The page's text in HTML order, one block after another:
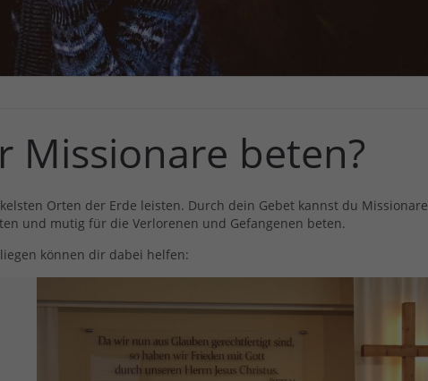
Missionare beten?
Orten der Erde leisten. Durch dein Gebet kannst du Missionare
und mutig für die Verlorenen und Gefangenen beten.
können dir dabei helfen: